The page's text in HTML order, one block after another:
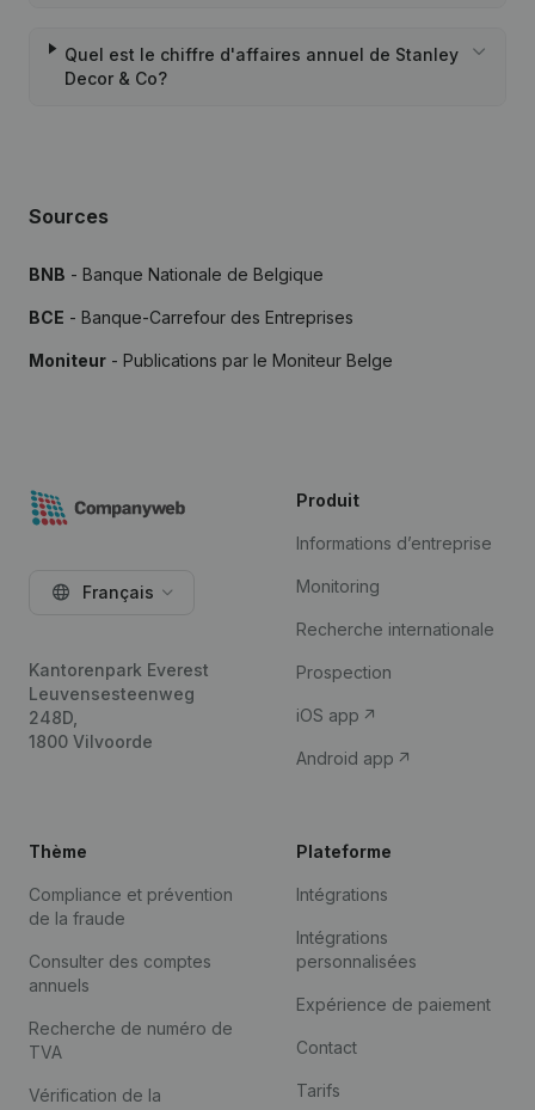
Quel est le chiffre d'affaires annuel de Stanley
Decor & Co?
Sources
BNB - Banque Nationale de Belgique
BCE - Banque-Carrefour des Entreprises
Moniteur - Publications par le Moniteur Belge
Français
Kantorenpark Everest
Leuvensesteenweg
248D,
1800 Vilvoorde
Produit
Informations d’entreprise
Monitoring
Recherche internationale
Prospection
iOS app
Android app
Thème
Compliance et prévention
de la fraude
Consulter des comptes
annuels
Recherche de numéro de
TVA
Vérification de la
Plateforme
Intégrations
Intégrations
personnalisées
Expérience de paiement
Contact
Tarifs